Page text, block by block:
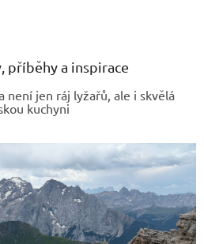
příběhy a inspirace
není jen ráj lyžařů, ale i skvělá
kuchyni